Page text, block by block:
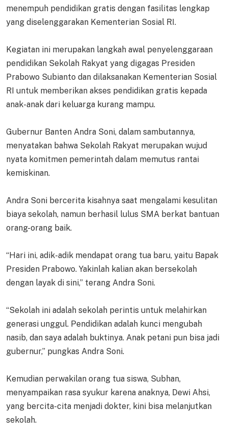
menempuh pendidikan gratis dengan fasilitas lengkap
yang diselenggarakan Kementerian Sosial RI.
Kegiatan ini merupakan langkah awal penyelenggaraan
pendidikan Sekolah Rakyat yang digagas Presiden
Prabowo Subianto dan dilaksanakan Kementerian Sosial
RI untuk memberikan akses pendidikan gratis kepada
anak-anak dari keluarga kurang mampu.
Gubernur Banten Andra Soni, dalam sambutannya,
menyatakan bahwa Sekolah Rakyat merupakan wujud
nyata komitmen pemerintah dalam memutus rantai
kemiskinan.
Andra Soni bercerita kisahnya saat mengalami kesulitan
biaya sekolah, namun berhasil lulus SMA berkat bantuan
orang-orang baik.
“Hari ini, adik-adik mendapat orang tua baru, yaitu Bapak
Presiden Prabowo. Yakinlah kalian akan bersekolah
dengan layak di sini,” terang Andra Soni.
“Sekolah ini adalah sekolah perintis untuk melahirkan
generasi unggul. Pendidikan adalah kunci mengubah
nasib, dan saya adalah buktinya. Anak petani pun bisa jadi
gubernur,” pungkas Andra Soni.
Kemudian perwakilan orang tua siswa, Subhan,
menyampaikan rasa syukur karena anaknya, Dewi Ahsi,
yang bercita-cita menjadi dokter, kini bisa melanjutkan
sekolah.